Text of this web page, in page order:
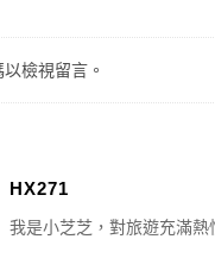
檢視留言。
HX271
我是小芝芝，對旅遊充滿